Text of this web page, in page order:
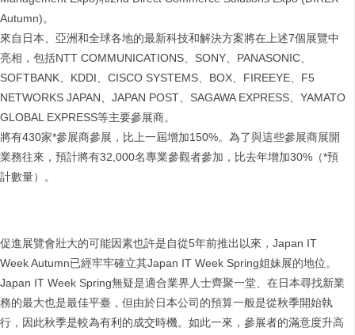
Autumn)。
來自日本、亞洲和全球各地的最新科技和解決方案將在上述7個展覽中
亮相，包括NTT COMMUNICATIONS、SONY、PANASONIC、
SOFTBANK、KDDI、CISCO SYSTEMS、BOX、FIREEYE、F5
NETWORKS JAPAN、JAPAN POST、SAGAWA EXPRESS、YAMATO
GLOBAL EXPRESS等主要參展商。
將有430家*參展商參展，比上一屆增加150%。為了與這些參展商展開
業務往來，預計將有32,000名專業參觀者參加，比去年增加30%（*預
計數量）。
促進展覽會壯大的可能因素也許是自從5年前推出以來，Japan IT
Week Autumn已經牢牢確立其Japan IT Week Spring姐妹展的地位。
Japan IT Week Spring無疑是適合業界人士齊聚一堂、在日本尋找新業
務的最大也是最佳平臺，但由於日本公司的預算一般是從秋季開始執
行，因此秋季是較為有利的成交時機。如此一來，參展者的滿意度升高